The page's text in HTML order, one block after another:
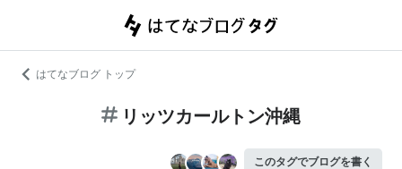
はてなブログ トップ
リッツカールトン沖縄
このタグでブログを書く